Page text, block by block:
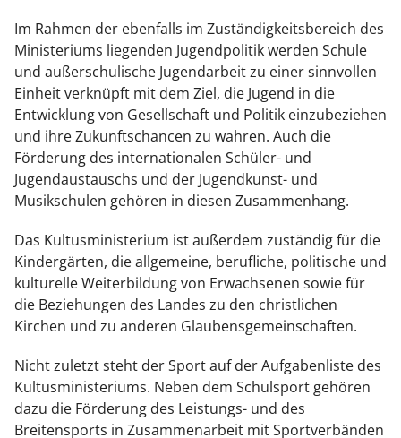
Im Rahmen der ebenfalls im Zuständigkeitsbereich des
Ministeriums liegenden Jugendpolitik werden Schule
und außerschulische Jugendarbeit zu einer sinnvollen
Einheit verknüpft mit dem Ziel, die Jugend in die
Entwicklung von Gesellschaft und Politik einzubeziehen
und ihre Zukunftschancen zu wahren. Auch die
Förderung des internationalen Schüler- und
Jugendaustauschs und der Jugendkunst- und
Musikschulen gehören in diesen Zusammenhang.
Das Kultusministerium ist außerdem zuständig für die
Kindergärten, die allgemeine, berufliche, politische und
kulturelle Weiterbildung von Erwachsenen sowie für
die Beziehungen des Landes zu den christlichen
Kirchen und zu anderen Glaubensgemeinschaften.
Nicht zuletzt steht der Sport auf der Aufgabenliste des
Kultusministeriums. Neben dem Schulsport gehören
dazu die Förderung des Leistungs- und des
Breitensports in Zusammenarbeit mit Sportverbänden